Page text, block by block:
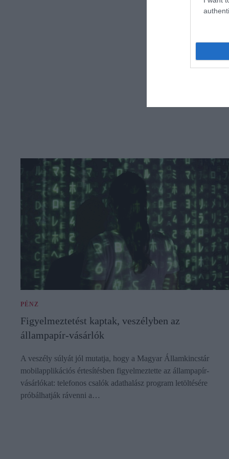
PÉNZ
Figyelmeztetést kaptak, veszélyben az
állampapír-vásárlók
A veszély súlyát jól mutatja, hogy a Magyar Államkincstár
mobilapplikációs értesítésben figyelmeztette az állampapír-
vásárlókat: telefonos csalók adathalász program letöltésére
próbálhatják rávenni a…